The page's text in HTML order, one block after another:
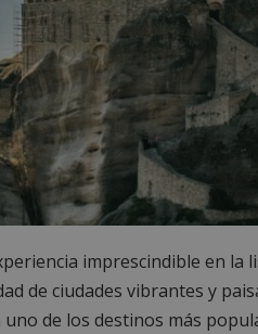
imprescindible en la
de ciudades vibrantes y
de los destinos más